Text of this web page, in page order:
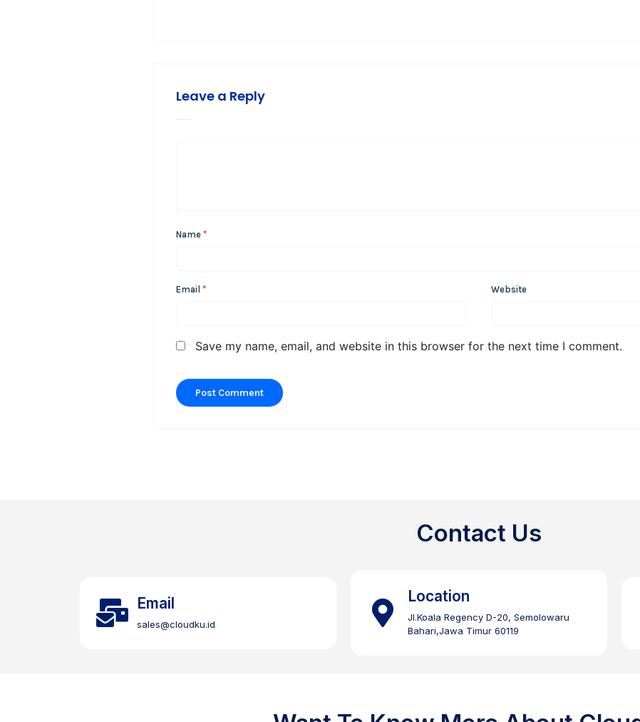
Leave a Reply
Name *
Email * Website
Save my name, email, and website in this browser for the next time I comment.
Contact Us
Email
sales@cloudku.id
Location
Jl.Koala Regency D-20, Semolowaru
Bahari,Jawa Timur 60119